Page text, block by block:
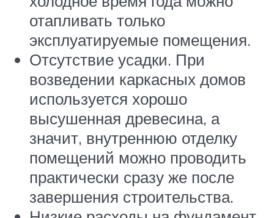
отапливать только
эксплуатируемые помещения.
Отсутствие усадки. При
возведении каркасных домов
используется хорошо
высушенная древесина, а
значит, внутреннюю отделку
помещений можно проводить
практически сразу же после
завершения строительства.